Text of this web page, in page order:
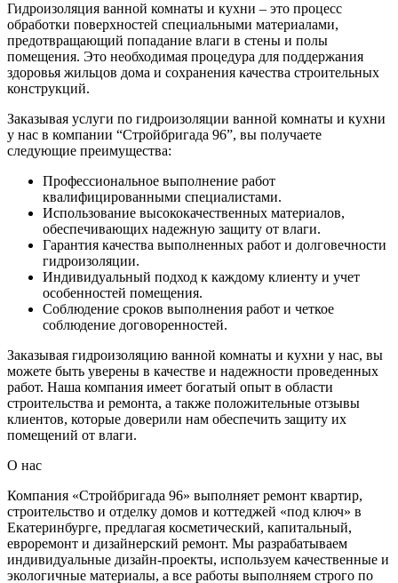
Гидроизоляция ванной комнаты и кухни – это процесс
обработки поверхностей специальными материалами,
предотвращающий попадание влаги в стены и полы
помещения. Это необходимая процедура для поддержания
здоровья жильцов дома и сохранения качества строительных
конструкций.
Заказывая услуги по гидроизоляции ванной комнаты и кухни
у нас в компании “Стройбригада 96”, вы получаете
следующие преимущества:
Профессиональное выполнение работ
квалифицированными специалистами.
Использование высококачественных материалов,
обеспечивающих надежную защиту от влаги.
Гарантия качества выполненных работ и долговечности
гидроизоляции.
Индивидуальный подход к каждому клиенту и учет
особенностей помещения.
Соблюдение сроков выполнения работ и четкое
соблюдение договоренностей.
Заказывая гидроизоляцию ванной комнаты и кухни у нас, вы
можете быть уверены в качестве и надежности проведенных
работ. Наша компания имеет богатый опыт в области
строительства и ремонта, а также положительные отзывы
клиентов, которые доверили нам обеспечить защиту их
помещений от влаги.
О нас
Компания «Стройбригада 96» выполняет ремонт квартир,
строительство и отделку домов и коттеджей «под ключ» в
Екатеринбурге, предлагая косметический, капитальный,
евроремонт и дизайнерский ремонт. Мы разрабатываем
индивидуальные дизайн-проекты, используем качественные и
экологичные материалы, а все работы выполняем строго по